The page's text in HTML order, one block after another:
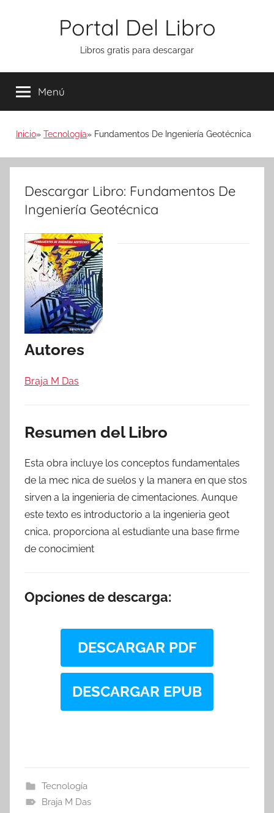
Portal Del Libro
Libros gratis para descargar
Menú
Inicio Tecnología Fundamentos De Ingeniería Geotécnica
Descargar Libro: Fundamentos De
Ingeniería Geotécnica
Autores
Braja M Das
Resumen del Libro
Esta obra incluye los conceptos fundamentales
de la mec nica de suelos y la manera en que stos
sirven a la ingenieria de cimentaciones. Aunque
este texto es introductorio a la ingenieria geot
cnica, proporciona al estudiante una base firme
de conocimient
Opciones de descarga:
DESCARGAR PDF
DESCARGAR EPUB
Tecnología
Braja M Das